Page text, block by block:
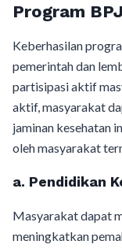
Program
Keberhasilan
pemerintah dan
partisipasi aktif
aktif, masyarakat
jaminan kesehatan
oleh masyarakat
a. Pendidikan
Masyarakat dapat
meningkatkan